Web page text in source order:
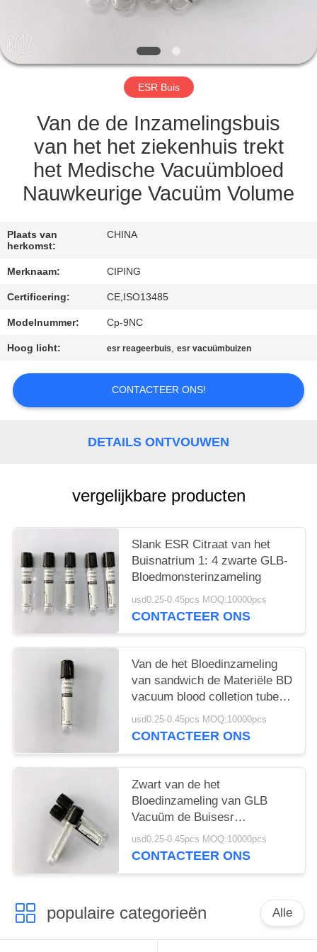
VERZOEK
EEN
CITAAT
SITEMAP
PRIVACY
POLICY
ESR Buis
Van de de Inzamelingsbuis
van het het ziekenhuis trekt
het Medische Vacuümbloed
Nauwkeurige Vacuüm Volume
Plaats van
herkomst:
CHINA
Merknaam: CIPING
Certificering: CE,ISO13485
Modelnummer: Cp-9NC
Hoog licht: esr reageerbuis,esr vacuümbuizen
CONTACTEER ONS!
DETAILS ONTVOUWEN
vergelijkbare producten
Slank ESR Citraat van het
Buisnatrium 1: 4 zwarte GLB-
Bloedmonsterinzameling
usd0.25-0.45pcs MOQ:10000pcs
CONTACTEER ONS
Van de het Bloedinzameling
van sandwich de Materiële BD
vacuum blood colletion tube
Buizen 1ML - 6ML
usd0.25-0.45pcs MOQ:10000pcs
CONTACTEER ONS
Zwart van de het
Bloedinzameling van GLB
Vacuüm de Buisesr
Dynamisch Bloed
Sedmenation
usd0.25-0.45pcs MOQ:10000pcs
CONTACTEER ONS
populaire categorieën Alle